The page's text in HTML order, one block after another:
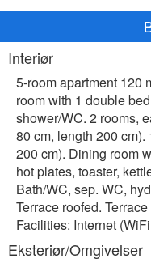
Interiør
5-room apartment 120
room with 1 double
shower/WC. 2 rooms,
80 cm, length 200
200 cm). Dining room
hot plates, toaster,
Bath/WC, sep. WC,
Terrace roofed.
Facilities: Internet
Eksteriør/Omgivelser